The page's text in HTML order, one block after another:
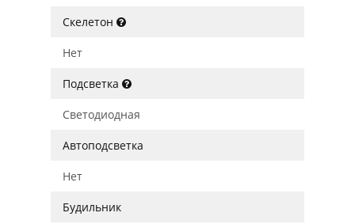
Скелетон
Нет
Подсветка
Светодиодная
Автоподсветка
Нет
Будильник